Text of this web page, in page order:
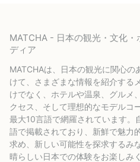
MATCHA - 日本の観光・文化・
ディア
MATCHAは、日本の観光に関心の
けて、さまざまな情報を紹介する
けでなく、ホテルや温泉、グルメ
クセス、そして理想的なモデルコ
最大10言語で網羅されています。
語で掲載されており、新鮮で魅力
求め、新しい可能性を探求するみ
晴らしい日本での体験をお楽しみ